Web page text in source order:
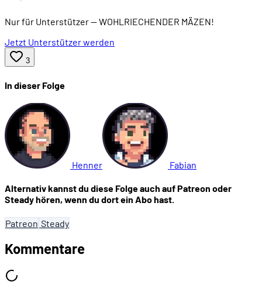
Nur für Unterstützer— WOHLRIECHENDER MÄZEN!
Jetzt Unterstützer werden
3
In dieser Folge
Henner Fabian
Alternativ kannst du diese Folge auch auf Patreon oder
Steady hören, wenn du dort ein Abo hast.
Patreon Steady
Kommentare